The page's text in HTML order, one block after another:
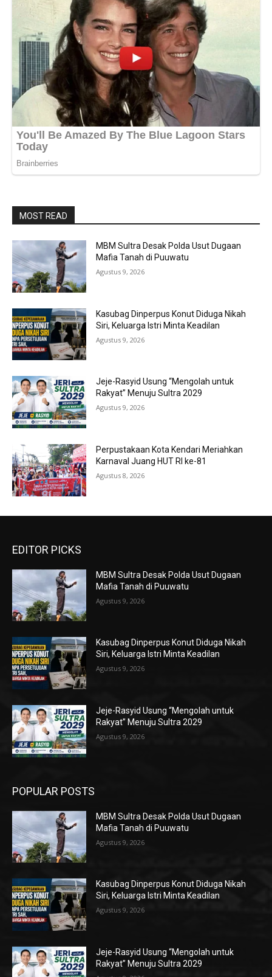
MOST READ
MBM Sultra Desak Polda Usut Dugaan
Mafia Tanah di Puuwatu
Agustus 9, 2026
Kasubag Dinperpus Konut Diduga Nikah
Siri, Keluarga Istri Minta Keadilan
Agustus 9, 2026
Jeje-Rasyid Usung “Mengolah untuk
Rakyat” Menuju Sultra 2029
Agustus 9, 2026
Perpustakaan Kota Kendari Meriahkan
Karnaval Juang HUT RI ke-81
Agustus 8, 2026
EDITOR PICKS
MBM Sultra Desak Polda Usut Dugaan
Mafia Tanah di Puuwatu
Agustus 9, 2026
Kasubag Dinperpus Konut Diduga Nikah
Siri, Keluarga Istri Minta Keadilan
Agustus 9, 2026
Jeje-Rasyid Usung “Mengolah untuk
Rakyat” Menuju Sultra 2029
Agustus 9, 2026
POPULAR POSTS
MBM Sultra Desak Polda Usut Dugaan
Mafia Tanah di Puuwatu
Agustus 9, 2026
Kasubag Dinperpus Konut Diduga Nikah
Siri, Keluarga Istri Minta Keadilan
Agustus 9, 2026
Jeje-Rasyid Usung “Mengolah untuk
Rakyat” Menuju Sultra 2029